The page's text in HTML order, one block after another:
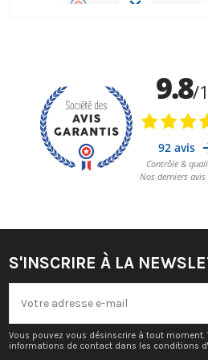
S'INSCRIRE À LA
Vous pouvez vous désinscrire à tout moment.
informations de contact dans les conditions